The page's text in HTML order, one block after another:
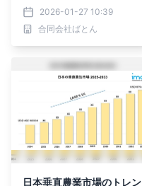
2026-01-27 10:39
合同会社ばとん
日本垂直農業市場のトレン